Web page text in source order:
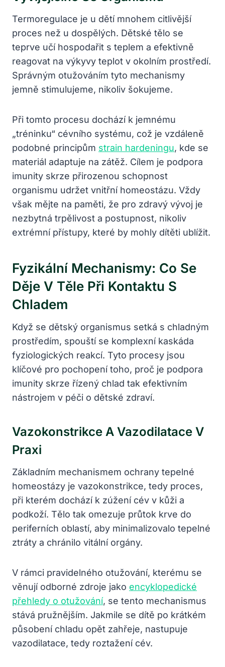
Termoregulace je u dětí mnohem citlivější
proces než u dospělých. Dětské tělo se
teprve učí hospodařit s teplem a efektivně
reagovat na výkyvy teplot v okolním prostředí.
Správným otužováním tyto mechanismy
jemně stimulujeme, nikoliv šokujeme.
Při tomto procesu dochází k jemnému
„tréninku“ cévního systému, což je vzdáleně
podobné principům strain hardeningu, kde se
materiál adaptuje na zátěž. Cílem je podpora
imunity skrze přirozenou schopnost
organismu udržet vnitřní homeostázu. Vždy
však mějte na paměti, že pro zdravý vývoj je
nezbytná trpělivost a postupnost, nikoliv
extrémní přístupy, které by mohly dítěti ublížit.
Fyzikální Mechanismy: Co Se
Děje V Těle Při Kontaktu S
Chladem
Když se dětský organismus setká s chladným
prostředím, spouští se komplexní kaskáda
fyziologických reakcí. Tyto procesy jsou
klíčové pro pochopení toho, proč je podpora
imunity skrze řízený chlad tak efektivním
nástrojem v péči o dětské zdraví.
Vazokonstrikce A Vazodilatace V
Praxi
Základním mechanismem ochrany tepelné
homeostázy je vazokonstrikce, tedy proces,
při kterém dochází k zúžení cév v kůži a
podkoží. Tělo tak omezuje průtok krve do
periferních oblastí, aby minimalizovalo tepelné
ztráty a chránilo vitální orgány.
V rámci pravidelného otužování, kterému se
věnují odborné zdroje jako encyklopedické
přehledy o otužování, se tento mechanismus
stává pružnějším. Jakmile se dítě po krátkém
působení chladu opět zahřeje, nastupuje
vazodilatace, tedy roztažení cév.